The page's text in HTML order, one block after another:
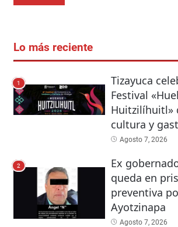
Lo más reciente
1
Tizayuca
Festival
Huitzilíhuitl»
cultura y
Agosto 7, 2026
2
Ex
queda en
preventiva
Ayotzinapa
Agosto 7, 2026